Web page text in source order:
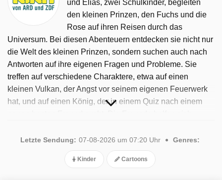
und Elias, zwei Schulkinder, begleiten
den kleinen Prinzen, den Fuchs und die
Rose auf ihren Reisen durch das
Universum. Bei diesen Abenteuern entdecken sie nicht nur
die Welt des kleinen Prinzen, sondern suchen auch nach
Antworten auf ihre eigenen Fragen und Probleme. Sie
treffen auf verschiedene Charaktere, etwa auf einen
kleinen Vulkan, der Angst vor seinem eigenen Feuerwerk
hat, und auf einen König, der in einem Quiz nach einem
Sie lernen zum Beispiel einen Vogel kennen, der Hilfe
braucht, während Elias Angst vor Vögeln hat. Sie treffen
auch auf einen Tropfen, der sich nicht traut, an einer
Letzte Sendung: 07-08-2026 um 07:20 Uhr Genres:
Kinder Cartoons